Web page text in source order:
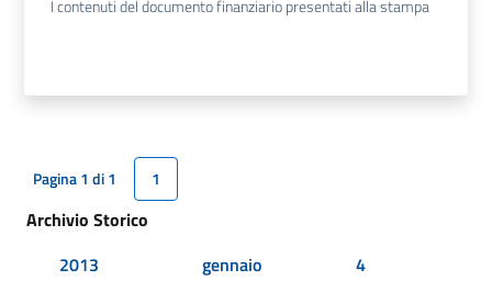
I contenuti del documento finanziario presentati alla stampa
Pagina 1 di 1 1
Archivio Storico
2013
gennaio
4